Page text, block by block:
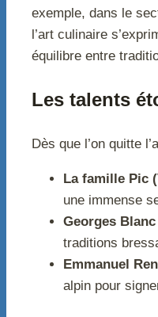
exemple, dans le
l’art culinaire
équilibre entre
Les talents
Dès que l’on quitte
La famille Pic
une immense
Georges
traditions
Emmanuel
alpin pour